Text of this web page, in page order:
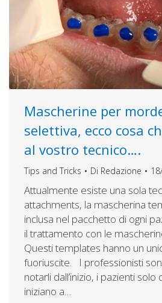
Mascherine per
selettiva, ecco cosa
al vostro tecnico….
Tips and Tricks Di Redazione
Attualmente esiste una sola
attachments, la mascherina
inclusa nel pacchetto di ogni
il trattamento con le
Questi templates hanno un
fuoriuscite. I professionisti
notarli dall’inizio, i pazienti
iniziano a…